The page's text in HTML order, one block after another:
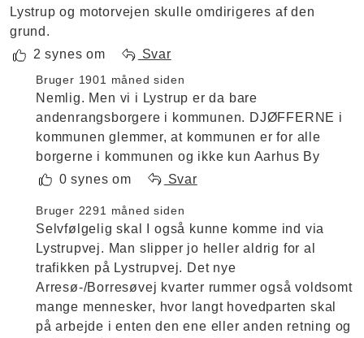
Lystrup og motorvejen skulle omdirigeres af den
grund.
2 synes om
Svar
Bruger 1901 måned siden
Nemlig. Men vi i Lystrup er da bare
andenrangsborgere i kommunen. DJØFFERNE i
kommunen glemmer, at kommunen er for alle
borgerne i kommunen og ikke kun Aarhus By
0 synes om
Svar
Bruger 2291 måned siden
Selvfølgelig skal I også kunne komme ind via
Lystrupvej. Man slipper jo heller aldrig for al
trafikken på Lystrupvej. Det nye
Arresø-/Borresøvej kvarter rummer også voldsomt
mange mennesker, hvor langt hovedparten skal
på arbejde i enten den ene eller anden retning og